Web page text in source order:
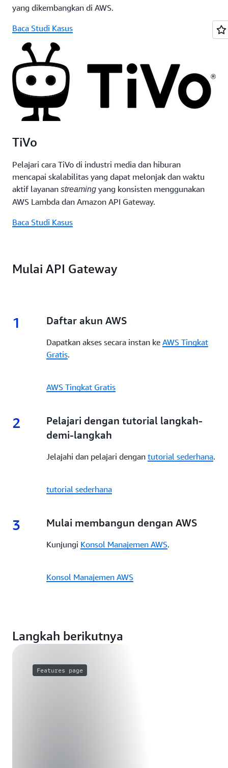
yang dikembangkan di AWS.
Baca Studi Kasus
TiVo
Pelajari cara TiVo di industri media dan hiburan
mencapai skalabilitas yang dapat melonjak dan waktu
aktif layanan streaming yang konsisten menggunakan
AWS Lambda dan Amazon API Gateway.
Baca Studi Kasus
Mulai API Gateway
1 Daftar akun AWS
Dapatkan akses secara instan ke AWS Tingkat
Gratis.
AWS Tingkat Gratis
2
Pelajari dengan tutorial langkah-
demi-langkah
Jelajahi dan pelajari dengan tutorial sederhana.
tutorial sederhana
3 Mulai membangun dengan AWS
Kunjungi Konsol Manajemen AWS.
Konsol Manajemen AWS
Langkah berikutnya
Features page